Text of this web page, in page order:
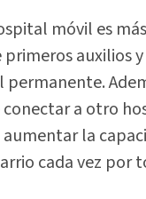
móvil es
primeros auxilios
permanente.
conectar a otro
la
cada vez por